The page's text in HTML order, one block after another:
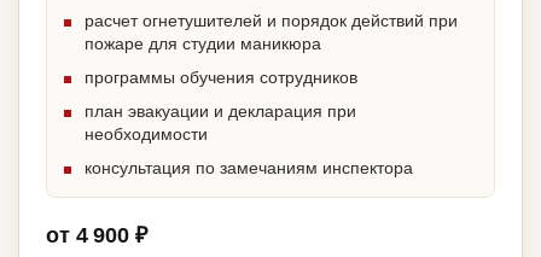
расчет огнетушителей и порядок действий при
пожаре для студии маникюра
программы обучения сотрудников
план эвакуации и декларация при
необходимости
консультация по замечаниям инспектора
от 4 900 ₽